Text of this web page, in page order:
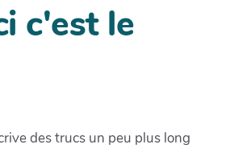
c'est le
des trucs un peu plus long